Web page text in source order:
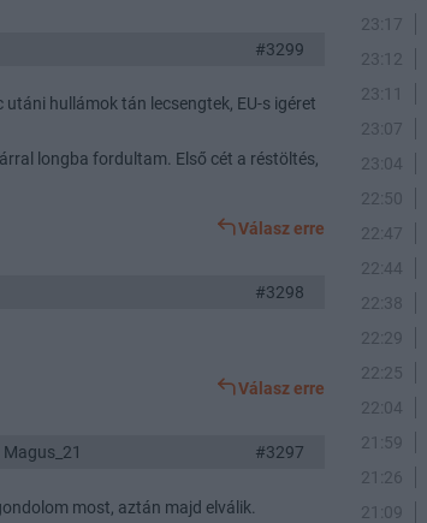
#3299
hullámok tán lecsengtek, EU-s igéret
longba fordultam. Első cét a réstöltés,
Válasz erre
#3298
Válasz erre
Magus_21 #3297
most, aztán majd elválik.
23:17
23:12
23:11
23:07
23:04
22:50
22:47
22:44
22:38
22:29
22:25
22:04
21:59
21:26
21:09